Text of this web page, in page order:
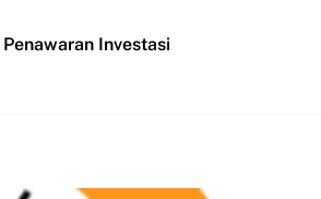
Penawaran Investasi